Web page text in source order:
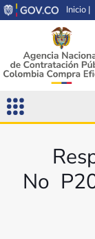
Inicio |
No